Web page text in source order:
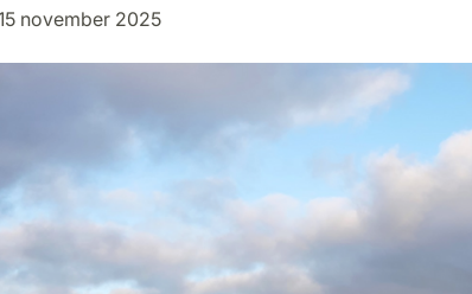
november 2025